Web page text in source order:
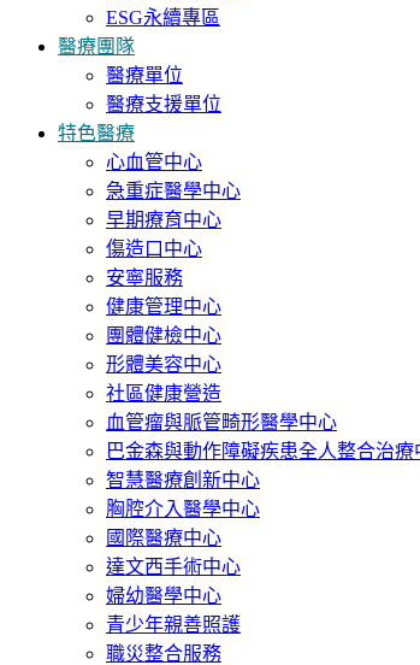
ESG永續專區
醫療團隊
醫療單位
醫療支援單位
特色醫療
心血管中心
急重症醫學中心
早期療育中心
傷造口中心
安寧服務
健康管理中心
團體健檢中心
形體美容中心
社區健康營造
血管瘤與脈管畸形醫學中心
巴金森與動作障礙疾患全人整合治療
智慧醫療創新中心
胸腔介入醫學中心
國際醫療中心
達文西手術中心
婦幼醫學中心
青少年親善照護
職災整合服務